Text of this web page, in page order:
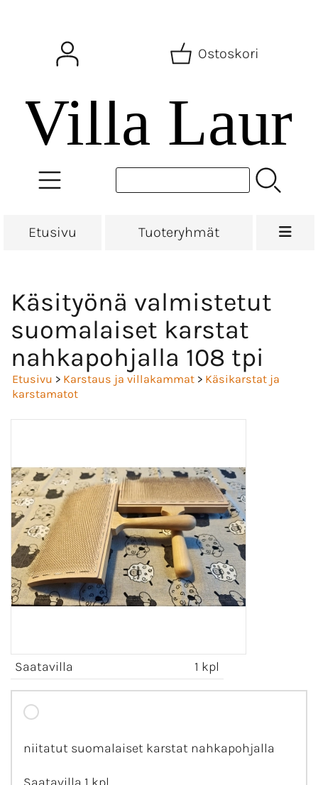
Ostoskori
Etusivu Tuoteryhmät
Käsityönä valmistetut
suomalaiset karstat
nahkapohjalla 108 tpi
Etusivu > Karstaus ja villakammat > Käsikarstat ja
karstamatot
Saatavilla 1 kpl
niitatut suomalaiset karstat nahkapohjalla